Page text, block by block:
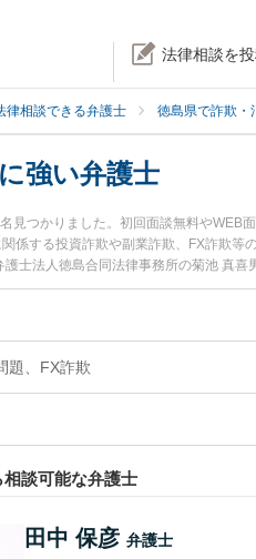
法律相談を
律相談できる弁護士 徳島県で詐欺・
強い弁護士
見つかりました。初回面談無料やWEB
係する投資詐欺や副業詐欺、FX詐欺
士法人徳島合同法律事務所の菊池 真
弁護士に相談したい』『FX詐欺のト
お困りの相談者さんにおすすめです。
題、FX詐欺
談可能な弁護士
田中 保彦 弁護士